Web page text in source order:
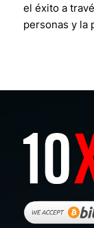
el éxito a
personas y la